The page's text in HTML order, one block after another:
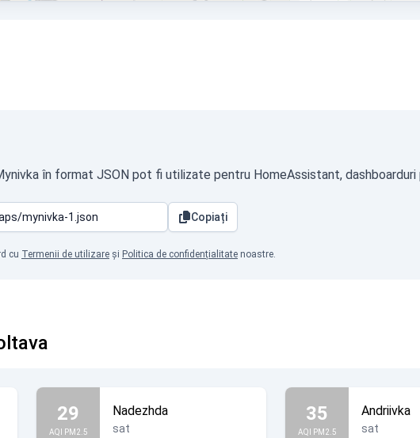
în format JSON pot fi utilizate pentru HomeAssistant, dashboarduri
Copiați
cu Termenii de utilizare și Politica de confidențialitate noastre.
29
AQI PM2.5
Nadezhda
sat
35
AQI PM2.5
Andriivka
sat